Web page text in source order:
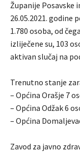
Županije Posavske
26.05.2021. godine
1.780 osoba, od
izliječene su, 103
aktivan slučaj na
Trenutno stanje
– Općina Orašje 7
– Općina Odžak 6
– Općina
Zavod za javno